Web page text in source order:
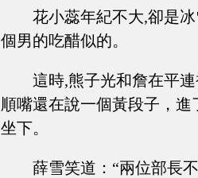
花小蕊年紀不大,卻是
個男的吃醋似的。
這時,熊子光和詹在平
順嘴還在說一個黃段子，
坐下。
薛雪笑道：“兩位部長